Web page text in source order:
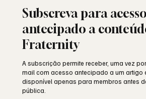
Subscreva para acesso
antecipado a
Fraternity
A subscrição permite receber, uma vez
mail com acesso antecipado a um artigo
disponível apenas para membros antes
pública.